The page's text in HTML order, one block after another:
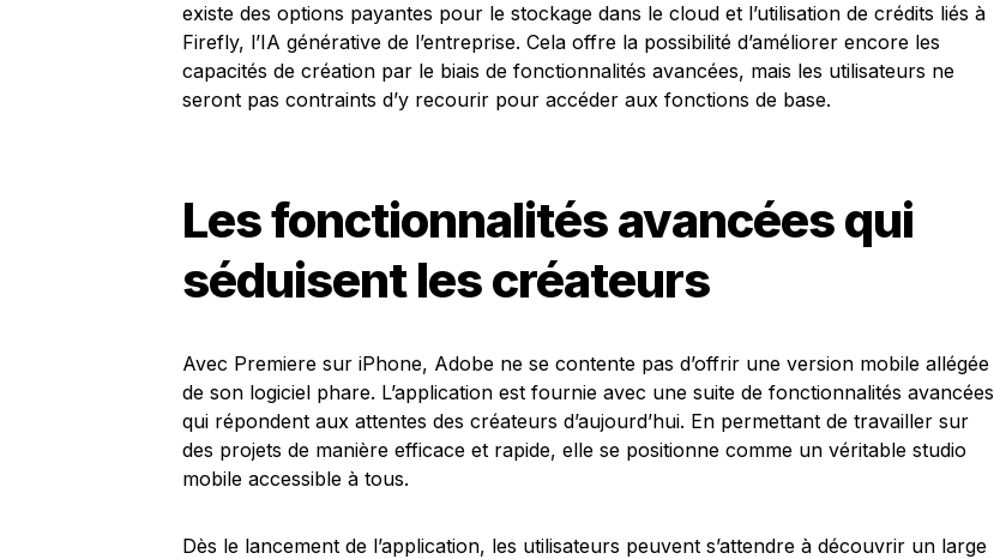
existe des options payantes pour le stockage dans le cloud et l’utilisation de crédits liés à
Firefly, l’IA générative de l’entreprise. Cela offre la possibilité d’améliorer encore les
capacités de création par le biais de fonctionnalités avancées, mais les utilisateurs ne
seront pas contraints d’y recourir pour accéder aux fonctions de base.
Les fonctionnalités avancées qui
séduisent les créateurs
Avec Premiere sur iPhone, Adobe ne se contente pas d’offrir une version mobile allégée
de son logiciel phare. L’application est fournie avec une suite de fonctionnalités avancées
qui répondent aux attentes des créateurs d’aujourd’hui. En permettant de travailler sur
des projets de manière efficace et rapide, elle se positionne comme un véritable studio
mobile accessible à tous.
Dès le lancement de l’application, les utilisateurs peuvent s’attendre à découvrir un large